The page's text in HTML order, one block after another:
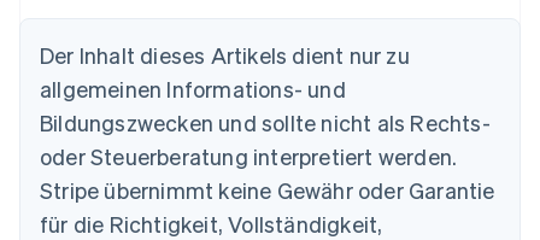
Der Inhalt dieses Artikels dient nur zu
allgemeinen Informations- und
Bildungszwecken und sollte nicht als Rechts-
oder Steuerberatung interpretiert werden.
Stripe übernimmt keine Gewähr oder Garantie
für die Richtigkeit, Vollständigkeit,
Australien
English
Belgien
NederlandsFrançais DeutschEnglish